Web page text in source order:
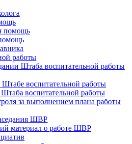
помощь
работы
Штаба воспитательной работы
воспитательной работы
воспитательной работы
за выполнением плана работы
ШВР
материал о работе ШВР